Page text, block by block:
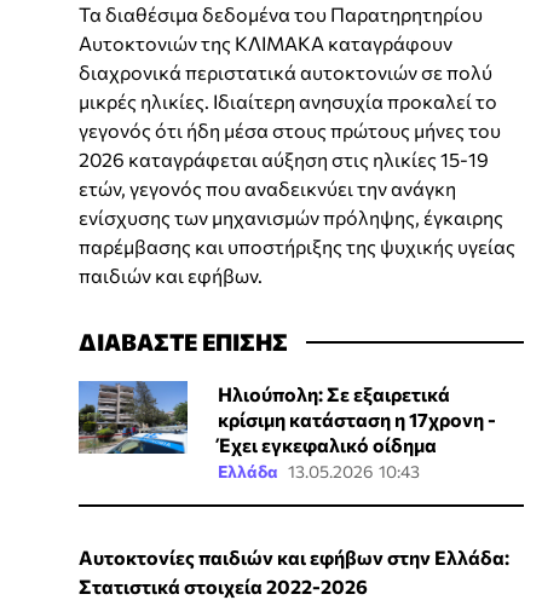
Τα διαθέσιμα δεδομένα του Παρατηρητηρίου
Αυτοκτονιών της ΚΛΙΜΑΚΑ καταγράφουν
διαχρονικά περιστατικά αυτοκτονιών σε πολύ
μικρές ηλικίες. Ιδιαίτερη ανησυχία προκαλεί το
γεγονός ότι ήδη μέσα στους πρώτους μήνες του
2026 καταγράφεται αύξηση στις ηλικίες 15-19
ετών, γεγονός που αναδεικνύει την ανάγκη
ενίσχυσης των μηχανισμών πρόληψης, έγκαιρης
παρέμβασης και υποστήριξης της ψυχικής υγείας
παιδιών και εφήβων.
ΔΙΑΒΑΣΤΕ ΕΠΙΣΗΣ
Ηλιούπολη: Σε εξαιρετικά
κρίσιμη κατάσταση η 17χρονη -
Έχει εγκεφαλικό οίδημα
Ελλάδα 13.05.2026 10:43
Αυτοκτονίες παιδιών και εφήβων στην Ελλάδα:
Στατιστικά στοιχεία 2022-2026